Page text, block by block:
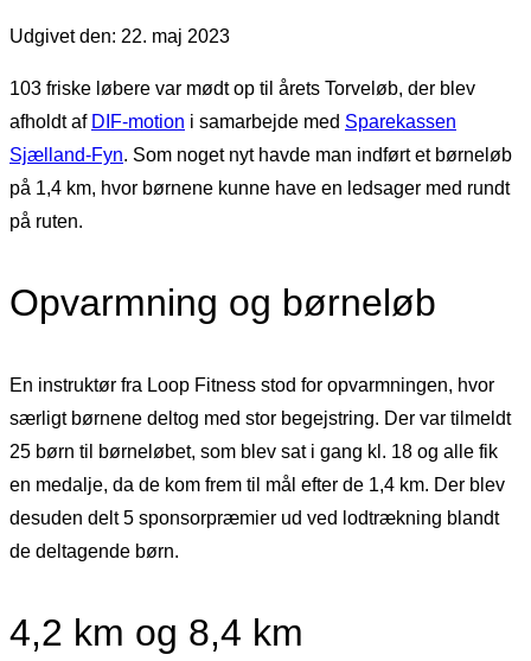
Udgivet den: 22. maj 2023
103 friske løbere var mødt op til årets Torveløb, der blev
afholdt af DIF-motion i samarbejde med Sparekassen
Sjælland-Fyn. Som noget nyt havde man indført et børneløb
på 1,4 km, hvor børnene kunne have en ledsager med rundt
på ruten.
Opvarmning og børneløb
En instruktør fra Loop Fitness stod for opvarmningen, hvor
særligt børnene deltog med stor begejstring. Der var tilmeldt
25 børn til børneløbet, som blev sat i gang kl. 18 og alle fik
en medalje, da de kom frem til mål efter de 1,4 km. Der blev
desuden delt 5 sponsorpræmier ud ved lodtrækning blandt
de deltagende børn.
4,2 km og 8,4 km